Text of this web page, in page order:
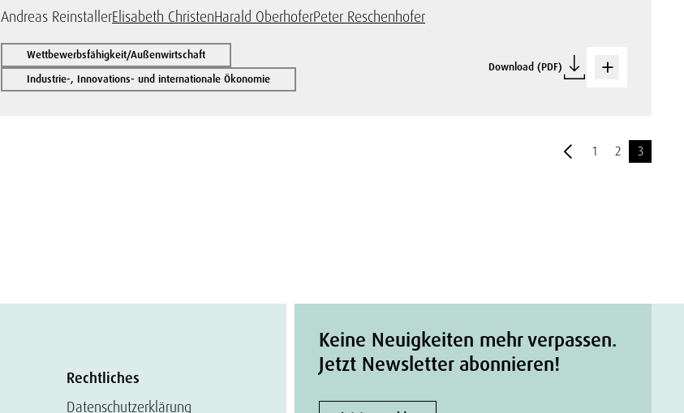
Andreas ReinstallerElisabeth ChristenHarald OberhoferPeter Reschenhofer
Wettbewerbsfähigkeit/Außenwirtschaft
Industrie-, Innovations- und internationale Ökonomie
Download (PDF)
1 2 3
Rechtliches
Datenschutzerklärung
Keine Neuigkeiten mehr verpassen.
Jetzt Newsletter abonnieren!